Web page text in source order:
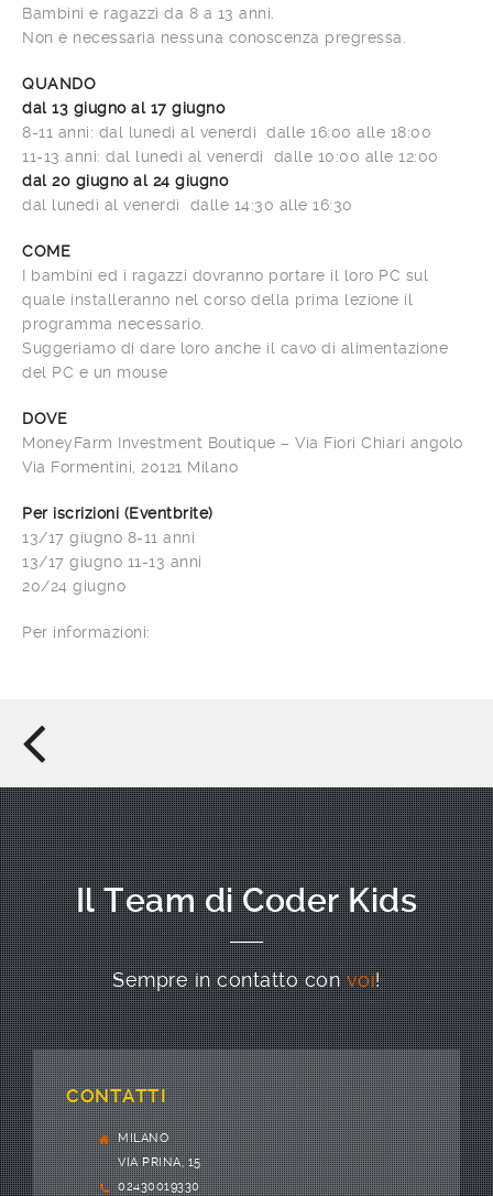
Bambini e ragazzi da 8 a 13 anni.
Non è necessaria nessuna conoscenza pregressa.
QUANDO
dal 13 giugno al 17 giugno
8-11 anni: dal lunedì al venerdì dalle 16:00 alle 18:00
11-13 anni: dal lunedì al venerdì dalle 10:00 alle 12:00
dal 20 giugno al 24 giugno
dal lunedì al venerdì dalle 14:30 alle 16:30
COME
I bambini ed i ragazzi dovranno portare il loro PC sul
quale installeranno nel corso della prima lezione il
programma necessario.
Suggeriamo di dare loro anche il cavo di alimentazione
del PC e un mouse
DOVE
MoneyFarm Investment Boutique – Via Fiori Chiari angolo
Via Formentini, 20121 Milano
Per iscrizioni (Eventbrite)
13/17 giugno 8-11 anni
13/17 giugno 11-13 anni
20/24 giugno
Per informazioni:
Il Team di Coder Kids
Sempre in contatto convoi!
CONTATTI
MILANO
VIA PRINA, 15
02430019330